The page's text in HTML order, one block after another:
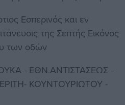
Εσπερινός και εν
της Σεπτής Εικόνος
των οδών
- ΕΘΝ.ΑΝΤΙΣΤΑΣΕΩΣ -
ΚΟΥΝΤΟΥΡΙΩΤΟΥ -